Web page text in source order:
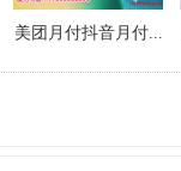
美团月付抖音月付...